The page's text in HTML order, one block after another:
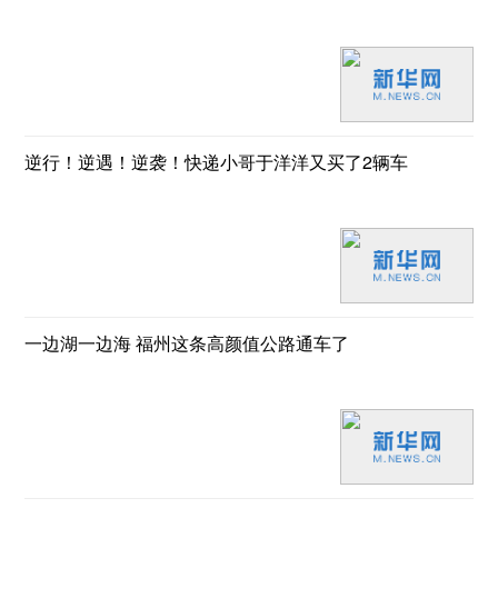
逆行！逆遇！逆袭！快递小哥于洋洋又买了2辆车
一边湖一边海 福州这条高颜值公路通车了